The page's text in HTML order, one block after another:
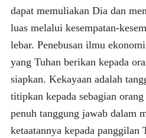
dapat memuliakan Dia dan
luas melalui kesempatan-
lebar. Penebusan ilmu
yang Tuhan berikan kepada
siapkan. Kekayaan adalah
titipkan kepada sebagian
penuh tanggung jawab dalam
ketaatannya kepada panggilan